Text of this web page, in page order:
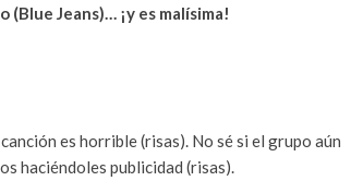
Jeans)… ¡y es malísima!
es horrible (risas). No sé si el grupo aún
haciéndoles publicidad (risas).